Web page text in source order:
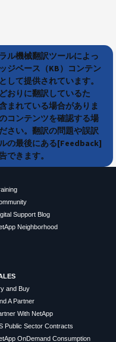
ル機械翻訳ツールによっ
ジベース（KB）コンテン
して提供されています。
おりに翻訳しているた
まれている場合がありま
コンテンツを確認する場
さい。翻訳の問題や誤訳
の最後にある[Feedback]
できます。
Support Blog
Neighborhood
and Buy
A Partner
With NetApp
Public Sector Contracts
OnDemand Consumption